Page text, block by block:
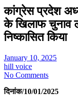
कांग्रेस प्रदेश
के खिलाफ चुनाव
निष्कासित किया
January 10, 2025
hill voice
No Comments
दिनांक/10/01/2025